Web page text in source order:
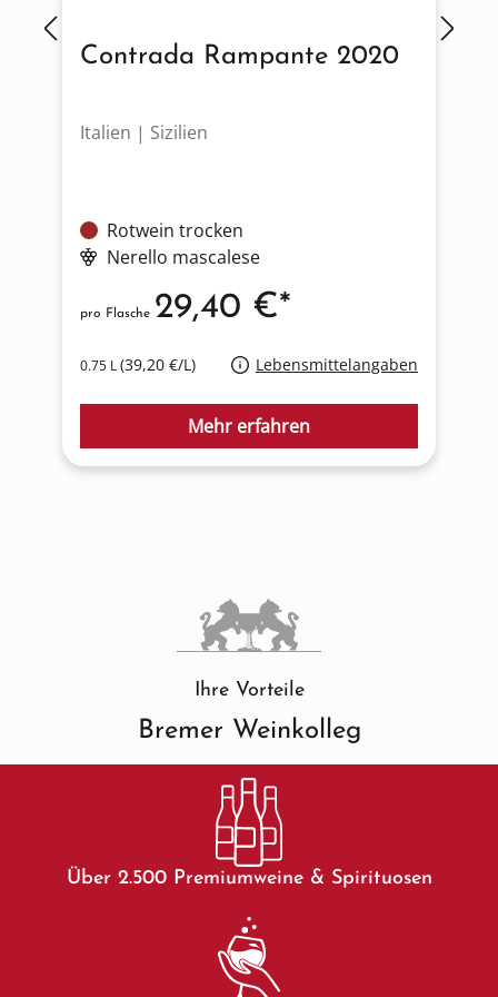
Contrada Rampante 2020
Italien | Sizilien
Rotwein trocken
Nerello mascalese
0.75 L(39,20 €/L) Lebensmittelangaben
pro Flasche 29,40 €*
Mehr erfahren
Ihre Vorteile
Bremer Weinkolleg
Über 2.500 Premiumweine & Spirituosen